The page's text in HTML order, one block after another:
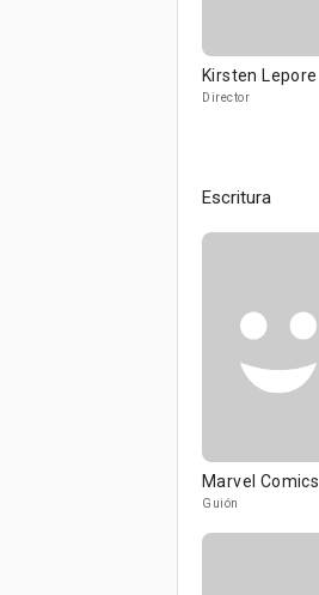
Kirsten Lepore
Director
Escritura
Marvel Comics
Guión